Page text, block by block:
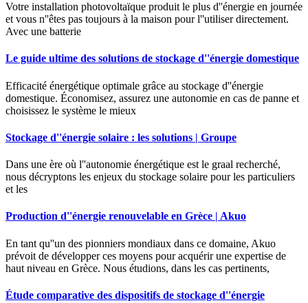
Votre installation photovoltaïque produit le plus d''énergie en journée
et vous n''êtes pas toujours à la maison pour l''utiliser directement.
Avec une batterie
Le guide ultime des solutions de stockage d''énergie domestique
Efficacité énergétique optimale grâce au stockage d''énergie
domestique. Économisez, assurez une autonomie en cas de panne et
choisissez le système le mieux
Stockage d''énergie solaire : les solutions | Groupe
Dans une ère où l''autonomie énergétique est le graal recherché,
nous décryptons les enjeux du stockage solaire pour les particuliers
et les
Production d''énergie renouvelable en Grèce | Akuo
En tant qu''un des pionniers mondiaux dans ce domaine, Akuo
prévoit de développer ces moyens pour acquérir une expertise de
haut niveau en Grèce. Nous étudions, dans les cas pertinents,
Étude comparative des dispositifs de stockage d''énergie